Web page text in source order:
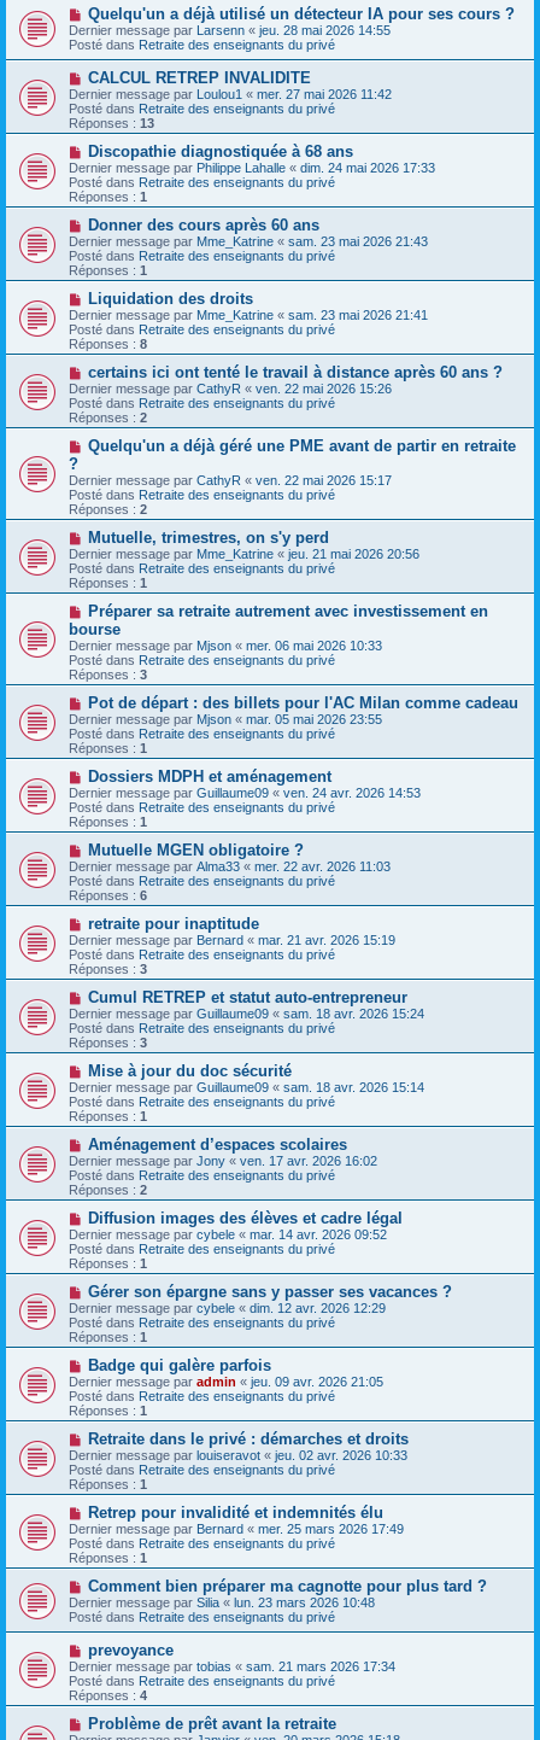
s
a
g
e
a
u
m
e
s
s
a
g
e
N
o
u
v
a
u
m
e
s
a
g
e
Quelqu'un a déjà utilisé un détecteur IA pour ses cours ?
Dernier message par Larsenn « jeu. 28 mai 2026 14:55
Posté dans Retraite des enseignants du privé
N
o
u
v
e
a
u
m
e
s
s
a
g
e
CALCUL RETREP INVALIDITE
Dernier message par Loulou1 « mer. 27 mai 2026 11:42
Posté dans Retraite des enseignants du privé
Réponses : 13
N
o
u
v
e
a
u
m
e
s
s
a
g
e
Discopathie diagnostiquée à 68 ans
Dernier message par Philippe Lahalle « dim. 24 mai 2026 17:33
Posté dans Retraite des enseignants du privé
Réponses : 1
N
o
u
v
e
a
u
m
e
s
s
a
g
e
Donner des cours après 60 ans
Dernier message par Mme_Katrine « sam. 23 mai 2026 21:43
Posté dans Retraite des enseignants du privé
Réponses : 1
N
o
u
v
e
a
u
m
e
s
s
a
e
Liquidation des droits
Dernier message par Mme_Katrine « sam. 23 mai 2026 21:41
Posté dans Retraite des enseignants du privé
Réponses : 8
N
o
u
v
e
a
e
s
s
a
g
e
certains ici ont tenté le travail à distance après 60 ans ?
Dernier message par CathyR « ven. 22 mai 2026 15:26
Posté dans Retraite des enseignants du privé
Réponses : 2
N
v
e
a
u
m
e
s
s
a
g
e
Quelqu'un a déjà géré une PME avant de partir en retraite
?
Dernier message par CathyR « ven. 22 mai 2026 15:17
Posté dans Retraite des enseignants du privé
Réponses : 2
N
o
u
v
e
a
u
m
e
s
s
a
g
e
Mutuelle, trimestres, on s'y perd
Dernier message par Mme_Katrine « jeu. 21 mai 2026 20:56
Posté dans Retraite des enseignants du privé
Réponses : 1
N
u
v
e
a
u
m
e
s
s
a
g
e
Préparer sa retraite autrement avec investissement en
bourse
Dernier message par Mjson « mer. 06 mai 2026 10:33
Posté dans Retraite des enseignants du privé
Réponses : 3
N
o
u
v
e
a
u
m
e
s
s
a
g
e
Pot de départ : des billets pour l'AC Milan comme cadeau
Dernier message par Mjson « mar. 05 mai 2026 23:55
Posté dans Retraite des enseignants du privé
Réponses : 1
N
o
u
v
e
a
u
m
e
s
s
a
g
e
Dossiers MDPH et aménagement
Dernier message par Guillaume09 « ven. 24 avr. 2026 14:53
Posté dans Retraite des enseignants du privé
Réponses : 1
N
o
u
v
e
a
u
m
e
s
s
a
g
e
Mutuelle MGEN obligatoire ?
Dernier message par Alma33 « mer. 22 avr. 2026 11:03
Posté dans Retraite des enseignants du privé
Réponses : 6
N
o
u
v
e
a
m
e
s
s
a
g
e
retraite pour inaptitude
Dernier message par Bernard « mar. 21 avr. 2026 15:19
Posté dans Retraite des enseignants du privé
Réponses : 3
N
o
u
v
e
a
u
m
e
s
a
g
e
Cumul RETREP et statut auto-entrepreneur
Dernier message par Guillaume09 « sam. 18 avr. 2026 15:24
Posté dans Retraite des enseignants du privé
Réponses : 3
N
o
u
v
e
u
m
e
s
s
a
g
e
Mise à jour du doc sécurité
Dernier message par Guillaume09 « sam. 18 avr. 2026 15:14
Posté dans Retraite des enseignants du privé
Réponses : 1
N
o
u
v
e
a
u
m
e
s
s
a
g
e
Aménagement d’espaces scolaires
Dernier message par Jony « ven. 17 avr. 2026 16:02
Posté dans Retraite des enseignants du privé
Réponses : 2
N
o
u
v
e
a
m
e
s
s
a
g
e
Diffusion images des élèves et cadre légal
Dernier message par cybele « mar. 14 avr. 2026 09:52
Posté dans Retraite des enseignants du privé
Réponses : 1
N
o
u
v
e
a
u
m
e
s
s
a
g
e
Gérer son épargne sans y passer ses vacances ?
Dernier message par cybele « dim. 12 avr. 2026 12:29
Posté dans Retraite des enseignants du privé
Réponses : 1
N
o
u
v
e
a
u
m
e
s
s
a
g
e
Badge qui galère parfois
Dernier message par admin « jeu. 09 avr. 2026 21:05
Posté dans Retraite des enseignants du privé
Réponses : 1
N
o
u
v
e
a
u
m
e
s
s
a
g
e
Retraite dans le privé : démarches et droits
Dernier message par louiseravot « jeu. 02 avr. 2026 10:33
Posté dans Retraite des enseignants du privé
Réponses : 1
N
o
u
v
e
a
m
e
a
g
e
Retrep pour invalidité et indemnités élu
Dernier message par Bernard « mer. 25 mars 2026 17:49
Posté dans Retraite des enseignants du privé
Réponses : 1
N
o
u
v
u
m
e
s
Comment bien préparer ma cagnotte pour plus tard ?
Dernier message par Silia « lun. 23 mars 2026 10:48
Posté dans Retraite des enseignants du privé
N
o
u
v
e
a
u
prevoyance
Dernier message par tobias « sam. 21 mars 2026 17:34
Posté dans Retraite des enseignants du privé
Réponses : 4
N
o
Problème de prêt avant la retraite